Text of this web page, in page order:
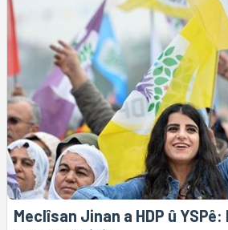
Meclîsan Jinan a HDP û